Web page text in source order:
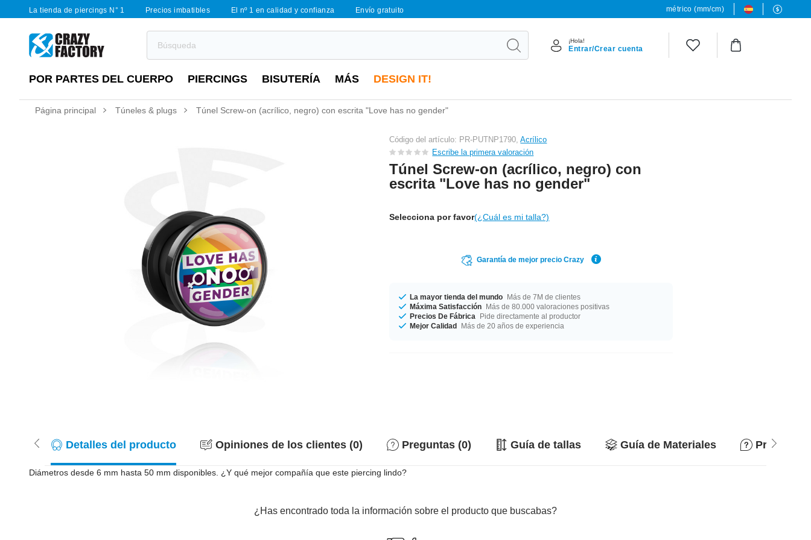
La tienda de piercings N° 1 Precios imbatibles El nº 1 en calidad y confianza Envío gratuito métrico (mm/cm)
¡Hola!
Entrar/Crear cuenta
POR PARTES DEL CUERPO PIERCINGS BISUTERÍA MÁS DESIGN IT!
Página principal Túneles & plugs Túnel Screw-on (acrílico, negro) con escrita "Love has no gender"
Código del artículo: PR-PUTNP1790,Acrílico
Escribe la primera valoración
Túnel Screw-on (acrílico, negro) con
escrita "Love has no gender"
Selecciona por favor(¿Cuál es mi talla?)
Garantía de mejor precio Crazy
La mayor tienda del mundo Más de 7M de clientes
Máxima Satisfacción Más de 80.000 valoraciones positivas
Precios De Fábrica
Pide directamente al productor
Mejor Calidad Más de 20 años de experiencia
Detalles del producto Opiniones de los clientes (0) Preguntas (0) Guía de tallas Guía de Materiales
Diámetros desde 6 mm hasta 50 mm disponibles. ¿Y qué mejor compañía que este piercing lindo?
¿Has encontrado toda la información sobre el producto que buscabas?